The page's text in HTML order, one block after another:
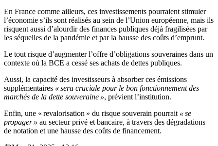
En France comme ailleurs, ces investissements pourraient stimuler
l’économie s’ils sont réalisés au sein de l’Union européenne, mais ils
risquent aussi d’alourdir des finances publiques déjà fragilisées par
les séquelles de la pandémie et par la hausse des coûts d’emprunt.
Le tout risque d’augmenter l’offre d’obligations souveraines dans un
contexte où la BCE a cessé ses achats de dettes publiques.
Aussi, la capacité des investisseurs à absorber ces émissions
supplémentaires « sera cruciale pour le bon fonctionnement des
marchés de la dette souveraine », prévient l’institution.
Enfin, une « revalorisation » du risque souverain pourrait « se
propager » au secteur privé et bancaire, à travers des dégradations
de notation et une hausse des coûts de financement.